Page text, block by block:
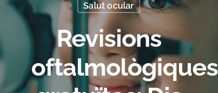
Salut ocular
Revisions
oftalmològiques